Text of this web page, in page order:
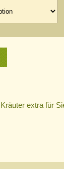
Kräuter extra für